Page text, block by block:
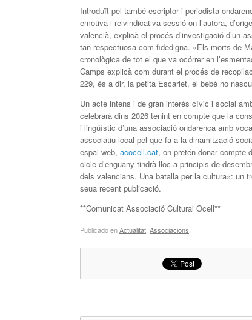
Introduït pel també escriptor i periodista
emotiva i reivindicativa sessió on l’autora,
valencià, explicà el procés d’investigació d’un
tan respectuosa com fidedigna. «Els morts de
cronològica de tot el que va ocórrer en
Camps explicà com durant el procés de
229, és a dir, la petita Escarlet, el bebé no
Un acte intens i de gran interés cívic i social
celebrarà dins 2026 tenint en compte que la
i lingüístic d’una associació ondarenca amb
associatiu local pel que fa a la dinamització
espai web, acocell.cat, on pretén donar compte
cicle d’enguany tindrà lloc a principis de
dels valencians. Una batalla per la cultura»: un
seua recent publicació.
**Comunicat Associació Cultural Ocell**
Publicado enActualitat Associacions